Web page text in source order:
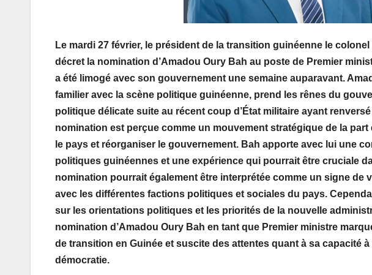
Le mardi 27 février, le président de la transition guinéenne le
décret la nomination d’Amadou Oury Bah au poste de Premier
a été limogé avec son gouvernement une semaine auparavant.
familier avec la scène politique guinéenne, prend les rênes du
politique délicate suite au récent coup d’État militaire ayant
nomination est perçue comme un mouvement stratégique de la
le pays et réorganiser le gouvernement. Bah apporte avec lui une
politiques guinéennes et une expérience qui pourrait être cruciale
nomination pourrait également être interprétée comme un signe de
avec les différentes factions politiques et sociales du pays.
sur les orientations politiques et les priorités de la nouvelle
nomination d’Amadou Oury Bah en tant que Premier ministre
de transition en Guinée et suscite des attentes quant à sa capacité
démocratie.